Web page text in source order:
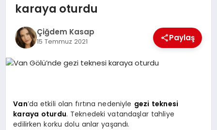
BELEDIYELER
EKONOMI
SPOR
karaya oturdu
Çiğdem Kasap
15 Temmuz 2021 Paylaş
Van’da etkili olan fırtına nedeniyle gezi teknesi
karaya oturdu. Teknedeki vatandaşlar tahliye
edilirken korku dolu anlar yaşandı.